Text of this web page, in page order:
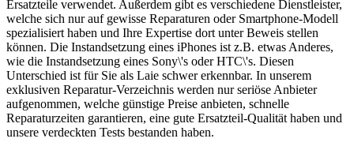
Ersatzteile verwendet. Außerdem gibt es verschiedene Dienstleister,
welche sich nur auf gewisse Reparaturen oder Smartphone-Modell
spezialisiert haben und Ihre Expertise dort unter Beweis stellen
können. Die Instandsetzung eines iPhones ist z.B. etwas Anderes,
wie die Instandsetzung eines Sony\'s oder HTC\'s. Diesen
Unterschied ist für Sie als Laie schwer erkennbar. In unserem
exklusiven Reparatur-Verzeichnis werden nur seriöse Anbieter
aufgenommen, welche günstige Preise anbieten, schnelle
Reparaturzeiten garantieren, eine gute Ersatzteil-Qualität haben und
unsere verdeckten Tests bestanden haben.